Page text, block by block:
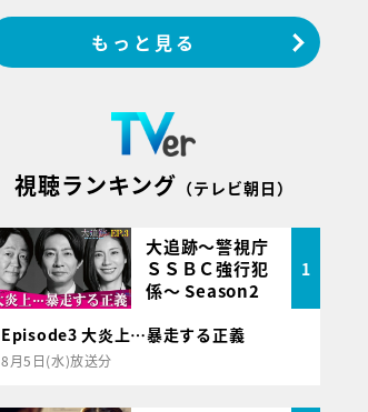
もっと見る
視聴ランキング （テレビ朝日）
大追跡～警視庁
ＳＳＢＣ強行犯
係～ Season2
1
Episode3 大炎上…暴走する正義
8月5日(水)放送分